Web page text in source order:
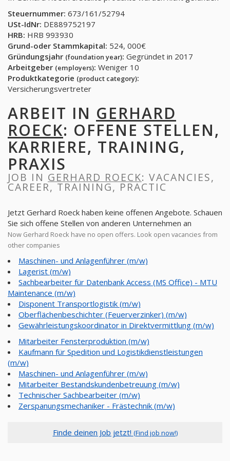
Steuernummer: 673/161/52794
USt-IdNr: DE889752197
HRB: HRB 993930
Grund-oder Stammkapital: 524, 000€
Gründungsjahr (foundation year): Gegründet in 2017
Arbeitgeber (employers): Weniger 10
Produktkategorie (product category):
Versicherungsvertreter
ARBEIT IN GERHARD
ROECK: OFFENE STELLEN,
KARRIERE, TRAINING,
PRAXIS
JOB IN GERHARD ROECK: VACANCIES,
CAREER, TRAINING, PRACTIC
Jetzt Gerhard Roeck haben keine offenen Angebote. Schauen
Sie sich offene Stellen von anderen Unternehmen an
Now Gerhard Roeck have no open offers. Look open vacancies from
other companies
Maschinen- und Anlagenführer (m/w)
Lagerist (m/w)
Sachbearbeiter für Datenbank Access (MS Office) - MTU
Maintenance (m/w)
Disponent Transportlogistik (m/w)
Oberflächenbeschichter (Feuerverzinker) (m/w)
Gewährleistungskoordinator in Direktvermittlung (m/w)
Mitarbeiter Fensterproduktion (m/w)
Kaufmann für Spedition und Logistikdienstleistungen
(m/w)
Maschinen- und Anlagenführer (m/w)
Mitarbeiter Bestandskundenbetreuung (m/w)
Technischer Sachbearbeiter (m/w)
Zerspanungsmechaniker - Frästechnik (m/w)
Finde deinen Job jetzt! (Find job now!)